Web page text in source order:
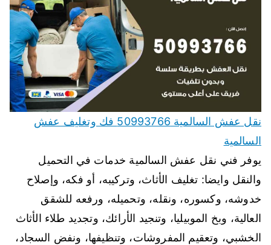
نقل عفش السالمية 50993766 فك وتغليف عفش
السالمية
يوفر فني نقل عفش السالمية خدمات في التحميل
والنقل وايضا: تغليف الأثاث، وتركيبه، أو فكه، وإصلاح
خدوشه، وكسوره، ونقله، وتحميله، ورفعه للشقق
العالية، وبخ الموبيليا، وتنجيد الأرائك، وتجديد طلاء الأثاث
الخشبي، وتعقيم المفروشات، وتنظيفها، ونفض السجاد،